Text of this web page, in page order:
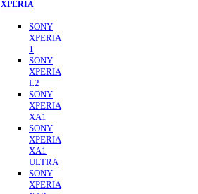
XPERIA
SONY
XPERIA
1
SONY
XPERIA
L2
SONY
XPERIA
XA1
SONY
XPERIA
XA1
ULTRA
SONY
XPERIA